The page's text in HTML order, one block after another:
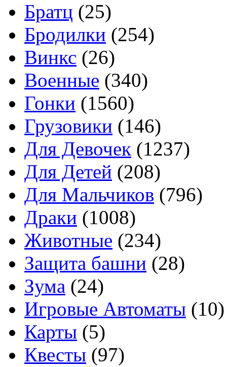
Братц (25)
Бродилки (254)
Винкс (26)
Военные (340)
Гонки (1560)
Грузовики (146)
Для Девочек (1237)
Для Детей (208)
Для Мальчиков (796)
Драки (1008)
Животные (234)
Защита башни (28)
Зума (24)
Игровые Автоматы (10)
Карты (5)
Квесты (97)